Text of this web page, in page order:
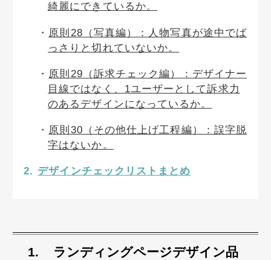
綺麗にできているか。
原則28（写真編）：人物写真が途中でば
っさりと切れていないか。
原則29（訴求チェック編）：デザイナー
目線ではなく、1ユーザーとして訴求力
のあるデザインになっているか。
原則30（その他仕上げ工程編）：誤字脱
字はないか。
デザインチェックリストまとめ
ランディングページデザイン品